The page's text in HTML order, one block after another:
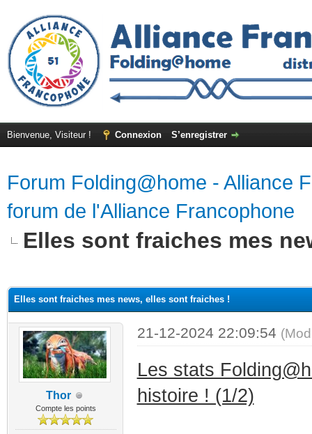
Bienvenue, Visiteur ! Connexion S’enregistrer
Forum Folding@home - Alliance
forum de l'Alliance Francophone
Elles sont fraiches mes
Elles sont fraiches mes news, elles sont fraiches !
Thor
Compte les points
21-12-2024 22:09:54
Les stats
histoire ! (1/2)